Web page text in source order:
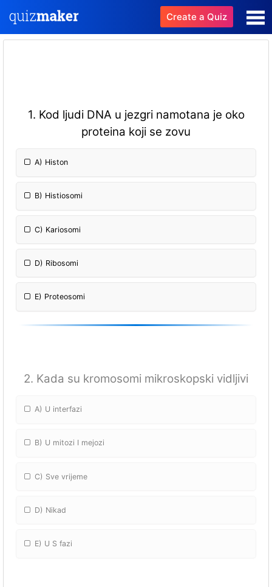
Create a Quiz
1. Kod ljudi DNA u jezgri namotana je oko
proteina koji se zovu
A) Histon
B) Histiosomi
C) Kariosomi
D) Ribosomi
E) Proteosomi
2. Kada su kromosomi mikroskopski vidljivi
A) U interfazi
B) U mitozi I mejozi
C) Sve vrijeme
D) Nikad
E) U S fazi